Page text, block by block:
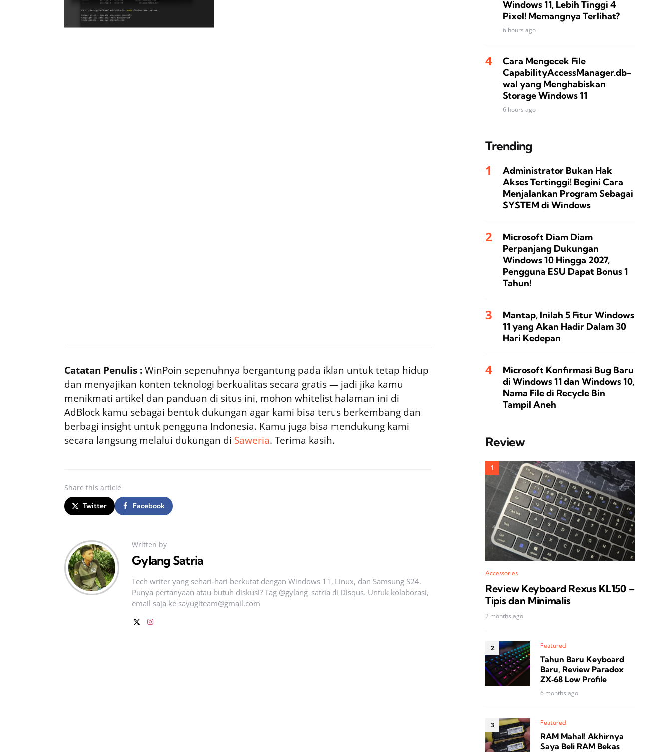
Catatan Penulis :WinPoin sepenuhnya bergantung pada iklan untuk tetap hidup
dan menyajikan konten teknologi berkualitas secara gratis — jadi jika kamu
menikmati artikel dan panduan di situs ini, mohon whitelist halaman ini di
AdBlock kamu sebagai bentuk dukungan agar kami bisa terus berkembang dan
berbagi insight untuk pengguna Indonesia. Kamu juga bisa mendukung kami
secara langsung melalui dukungan di Saweria. Terima kasih.
Share this article
Twitter Facebook
Written by
Gylang Satria
Tech writer yang sehari‑hari berkutat dengan Windows 11, Linux, dan Samsung S24.
Punya pertanyaan atau butuh diskusi? Tag @gylang_satria di Disqus. Untuk kolaborasi,
email saja ke sayugiteam@gmail.com
Windows 11, Lebih Tinggi 4
Pixel! Memangnya Terlihat?
6 hours ago
Cara Mengecek File
CapabilityAccessManager.db-
wal yang Menghabiskan
Storage Windows 11
6 hours ago
Trending
Administrator Bukan Hak
Akses Tertinggi! Begini Cara
Menjalankan Program Sebagai
SYSTEM di Windows
Microsoft Diam Diam
Perpanjang Dukungan
Windows 10 Hingga 2027,
Pengguna ESU Dapat Bonus 1
Tahun!
Mantap, Inilah 5 Fitur Windows
11 yang Akan Hadir Dalam 30
Hari Kedepan
Microsoft Konfirmasi Bug Baru
di Windows 11 dan Windows 10,
Nama File di Recycle Bin
Tampil Aneh
Review
Accessories
Review Keyboard Rexus KL150 –
Tipis dan Minimalis
2 months ago
Featured
Tahun Baru Keyboard
Baru, Review Paradox
ZX‑68 Low Profile
6 months ago
Featured
RAM Mahal! Akhirnya
Saya Beli RAM Bekas